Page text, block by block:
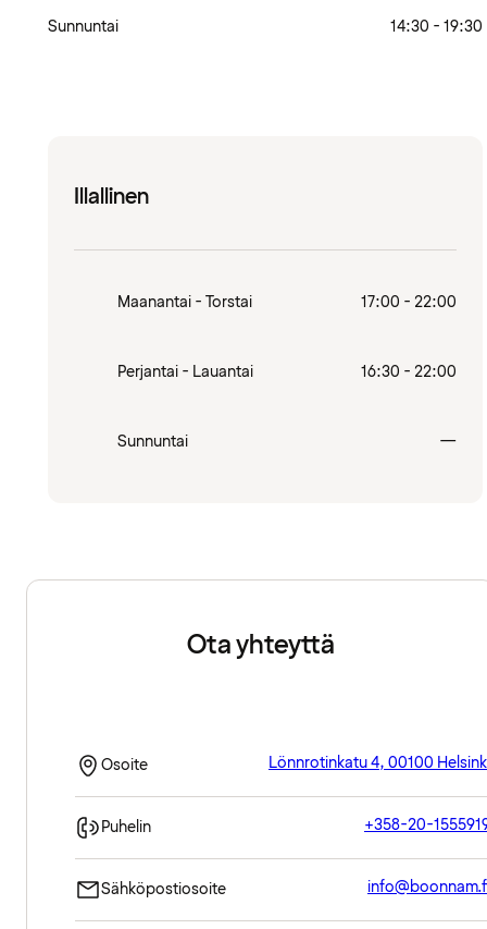
Sunnuntai 14:30 - 19:30
Illallinen
Maanantai - Torstai 17:00 - 22:00
Perjantai - Lauantai 16:30 - 22:00
Sunnuntai —
Ota yhteyttä
Osoite Lönnrotinkatu 4, 00100
Puhelin +358-20-
Sähköpostiosoite